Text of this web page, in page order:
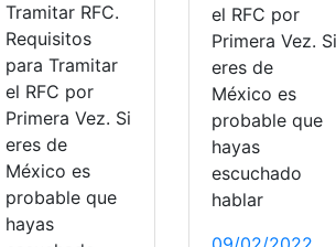
Tramitar RFC.
Requisitos
para Tramitar
el RFC por
Primera Vez. Si
eres de
México es
probable que
hayas
el RFC por
Primera Vez. Si
eres de
México es
probable que
hayas
escuchado
hablar